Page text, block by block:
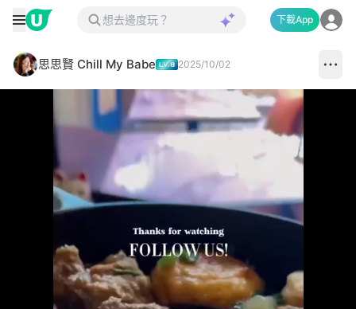
下載App
思思賢 Chill My Babe 2025/10/02